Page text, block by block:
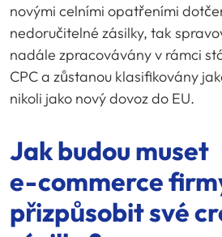
novými celními opatřeními
nedoručitelné zásilky, tak
nadále zpracovávány v rámci
CPC a zůstanou klasifikovány
nikoli jako nový dovoz do EU.
Jak budou muset
e-commerce
přizpůsobit své